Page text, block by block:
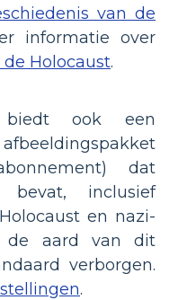
van de
informatie over
de Holocaust.
biedt ook een
dat
bevat, inclusief
en nazi-
de aard van dit
verborgen.
.